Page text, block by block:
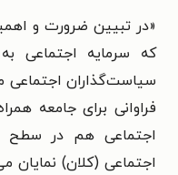
«در تبیین ضرورت و
که سرمایه اجتماعی به
سیاست‌گذاران اجتماعی
فراوانی برای جامعه
اجتماعی هم در سطح